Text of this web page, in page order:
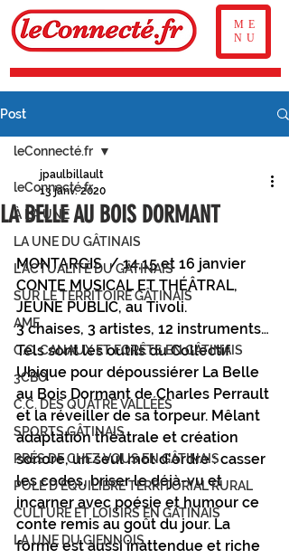
ME
NU
Post
leConnecté.fr
À LA UNE
LA UNE DU GÂTINAIS
L'ACTUALITÉ DU GÂTINAIS
SUR LE TERRITOIRE GÂTINAIS
AME
C.C. CANAUX ET FORÊTS EN GÂTINAIS
3CBO
C.C. DES QUATRE VALLÉES
SPORTS GÂTINAIS
PRÉS DE CHEZ VOUS EN GÂTINAIS
PÔLE D'ÉQUILIBRE TERRITORIAL RURAL
CULTURE ET LOISIRS EN GÂTINAIS
LA UNE DU GIENNOIS
leConnecté.fr
LA BELLE AU BOIS DORMANT
jpaulbillault
13 janv. 2020
MONTARGIS  / 14,15 et 16 janvier
CONTE MUSICAL ET THÉÂTRAL,
JEUNE PUBLIC, au Tivoli.
3 chaises, 3 artistes, 12 instruments…
Tels sont les outils du Collectif
Ubique pour dépoussiérer La Belle
au Bois Dormant de Charles Perrault
et la réveiller de sa torpeur. Mêlant
adaptation théâtrale et création
sonore, un seul mot d'ordre : casser
les codes, briser le déjà-vu et
incarner avec poésie et humour ce
conte remis au goût du jour. La
forme est aussi inattendue et riche